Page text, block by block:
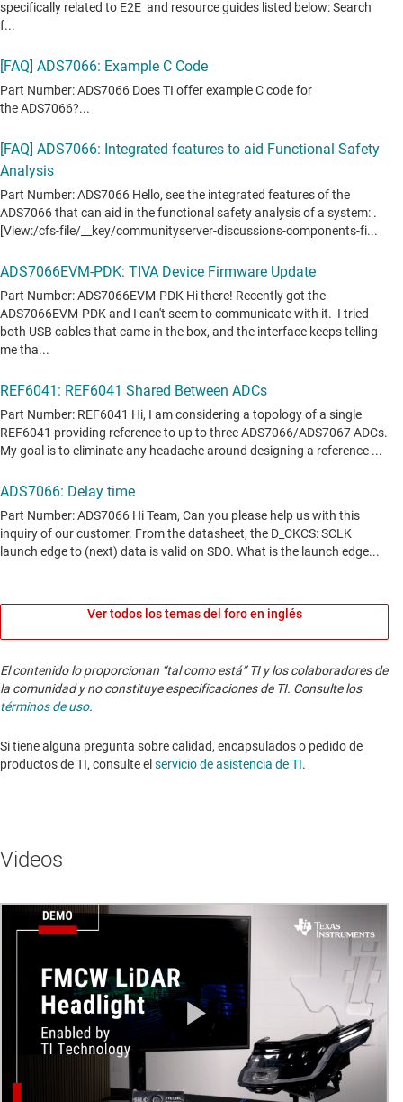
Ver todos los temas del foro en inglés
El contenido lo proporcionan “tal como está” TI y los colaboradores de
la comunidad y no constituye especificaciones de TI. Consulte los
términos de uso.
Si tiene alguna pregunta sobre calidad, encapsulados o pedido de
productos de TI, consulte el servicio de asistencia de TI. ​​​​​​​​​​​​​​
Videos